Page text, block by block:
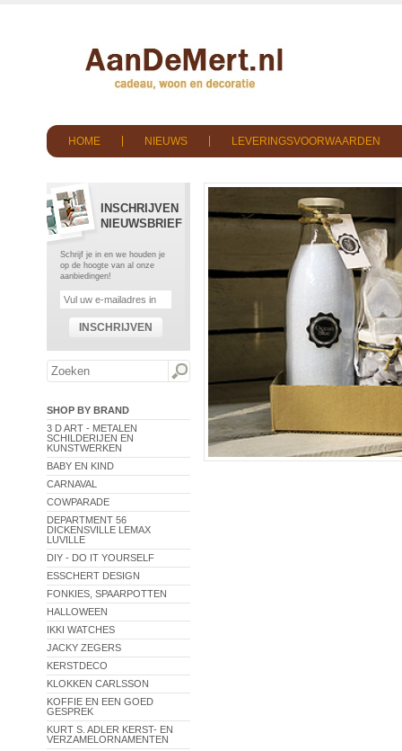
HOME NIEUWS LEVERINGSVOORWAARDEN
INSCHRIJVEN
NIEUWSBRIEF
Schrijf je in en we houden je
op de hoogte van al onze
aanbiedingen!
INSCHRIJVEN
SHOP BY BRAND
3 D ART - METALEN
SCHILDERIJEN EN
KUNSTWERKEN
BABY EN KIND
CARNAVAL
COWPARADE
DEPARTMENT 56
DICKENSVILLE LEMAX
LUVILLE
DIY - DO IT YOURSELF
ESSCHERT DESIGN
FONKIES, SPAARPOTTEN
HALLOWEEN
IKKI WATCHES
JACKY ZEGERS
KERSTDECO
KLOKKEN CARLSSON
KOFFIE EN EEN GOED
GESPREK
KURT S. ADLER KERST- EN
VERZAMELORNAMENTEN